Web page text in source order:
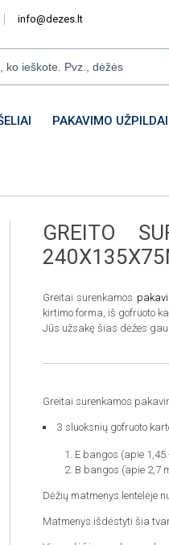
info@dezes.lt
PAKAVIMO UŽPILDAI
GREITO
Greitai surenkamos
kirtimo forma, iš gofruoto
Jūs užsakę šias dėžes
Greitai surenkamos
3 sluoksnių gofruoto
E bangos (apie
B bangos (apie 2,7
Dėžių matmenys lentelėje
Matmenys išdėstyti šia